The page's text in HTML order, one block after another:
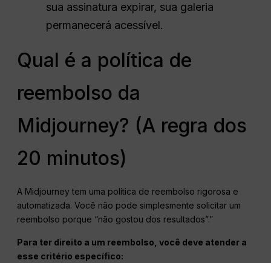
sua assinatura expirar, sua galeria
permanecerá acessível.
Qual é a política de
reembolso da
Midjourney? (A regra dos
20 minutos)
A Midjourney tem uma política de reembolso rigorosa e
automatizada. Você não pode simplesmente solicitar um
reembolso porque “não gostou dos resultados”.”
Para ter direito a um reembolso, você deve atender a
esse critério específico: